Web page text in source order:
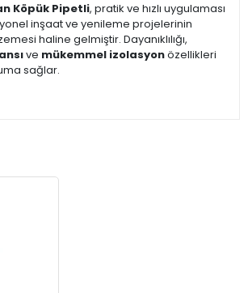
Köpük Pipetli, pratik ve hızlı uygulaması
inşaat ve yenileme projelerinin
haline gelmiştir. Dayanıklılığı,
ve mükemmel izolasyonözellikleri
sağlar.